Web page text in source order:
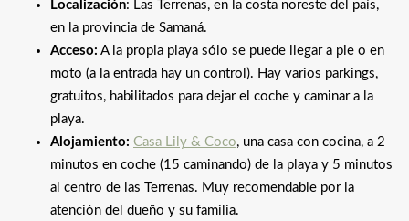
Localización: Las Terrenas, en la costa noreste del país,
en la provincia de Samaná.
Acceso: A la propia playa sólo se puede llegar a pie o en
moto (a la entrada hay un control). Hay varios parkings,
gratuitos, habilitados para dejar el coche y caminar a la
playa.
Alojamiento: Casa Lily & Coco, una casa con cocina, a 2
minutos en coche (15 caminando) de la playa y 5 minutos
al centro de las Terrenas. Muy recomendable por la
atención del dueño y su familia.